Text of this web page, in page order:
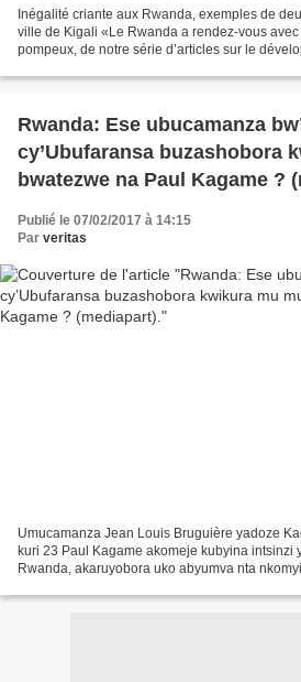
Inégalité criante aux Rwanda, exemples de
ville de Kigali «Le Rwanda a rendez-vous avec
pompeux, de notre série d’articles sur le
Rwanda: Ese ubucamanza
cy’Ubufaransa buzashobora
bwatezwe na Paul Kagame ?
Publié le 07/02/2017 à 14:15
Par veritas
Umucamanza Jean Louis Bruguière yadoze
kuri 23 Paul Kagame akomeje kubyina intsinzi
Rwanda, akaruyobora uko abyumva nta